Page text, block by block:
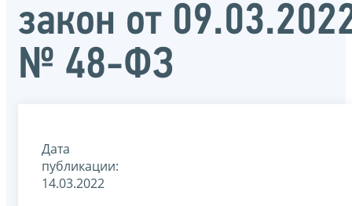
закон от
№ 48-ФЗ
Дата
публикации:
14.03.2022